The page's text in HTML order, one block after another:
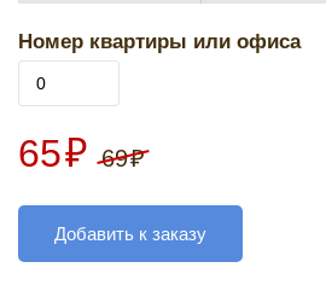
Номер квартиры или офиса
65₽ 69₽
Добавить к заказу